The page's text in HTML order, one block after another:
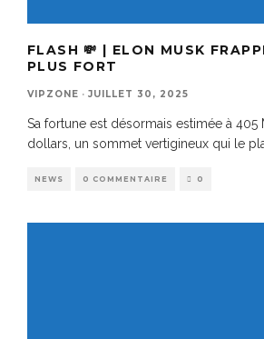
FLASH 💸 | ELON MUSK
PLUS FORT
VIPZONE · JUILLET 30, 2025
Sa fortune est désormais estimée à 405
dollars, un sommet vertigineux qui le
NEWS 0 COMMENTAIRE 0